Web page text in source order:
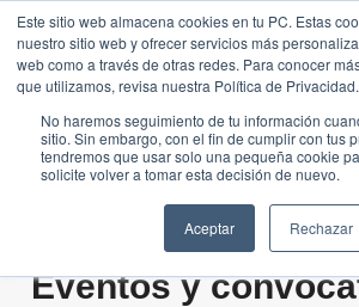
Este sitio web almacena cookies en tu PC. Estas
nuestro sitio web y ofrecer servicios más
web como a través de otras redes. Para conocer
que utilizamos, revisa nuestra Política de Privacidad.
No haremos seguimiento de tu información
sitio. Sin embargo, con el fin de cumplir con tus
tendremos que usar solo una pequeña cookie
solicite volver a tomar esta decisión de nuevo.
Aceptar Rechazar
Saltar
contenido
Eventos y